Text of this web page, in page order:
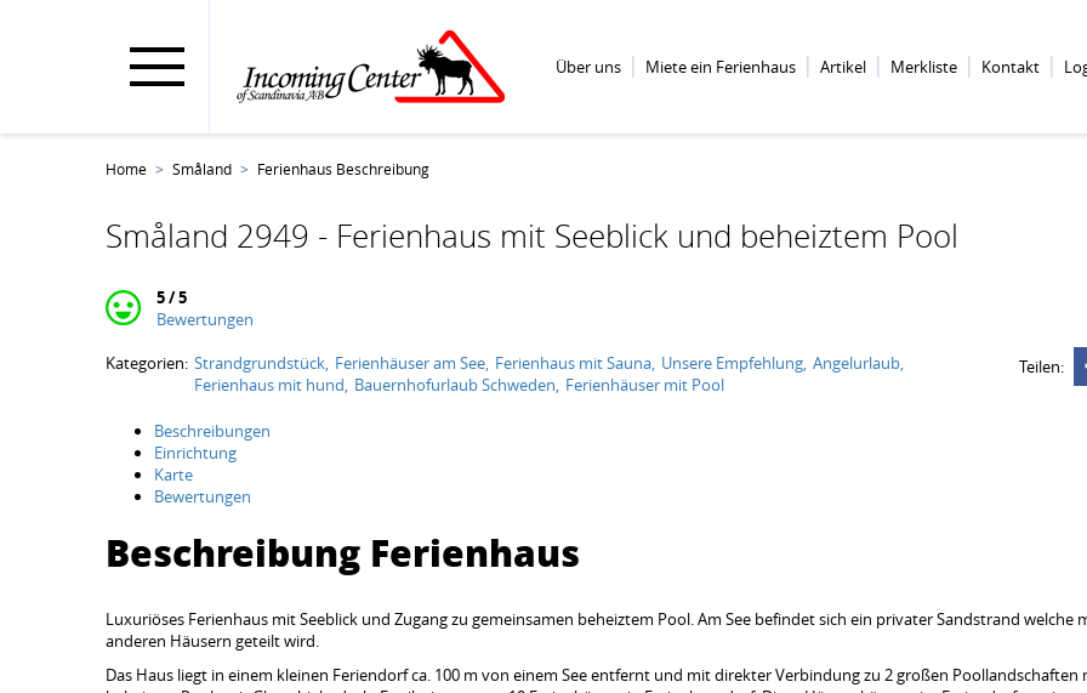
Über uns Miete ein Ferienhaus Artikel Merkliste Kontakt
Home Småland Ferienhaus Beschreibung
Småland 2949 - Ferienhaus mit Seeblick und beheiztem Pool
5 / 5
Bewertungen
Kategorien: Strandgrundstück Ferienhäuser am See Ferienhaus mit Sauna Unsere Empfehlung Angelurlaub
Ferienhaus mit hund Bauernhofurlaub Schweden Ferienhäuser mit Pool
Teilen:
Beschreibungen
Einrichtung
Karte
Bewertungen
Beschreibung Ferienhaus
Luxuriöses Ferienhaus mit Seeblick und Zugang zu gemeinsamen beheiztem Pool. Am See befindet sich ein privater Sandstrand welche
anderen Häusern geteilt wird.
Das Haus liegt in einem kleinen Feriendorf ca. 100 m von einem See entfernt und mit direkter Verbindung zu 2 großen Poollandschaften